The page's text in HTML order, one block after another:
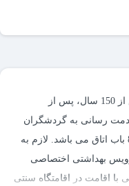
اقامتگاه سنتی یاس اصفهان با قدمتی بیش از 150 سال، پس از
سال 1399 با هدف خدمت رسانی به گردشگران
به بهره برداری رسید. این اقامتگاه دارای 8 باب اتاق می باشد. لازم به
بهداشتی اختصاصی
با اقامت در اقامتگاه سنتی